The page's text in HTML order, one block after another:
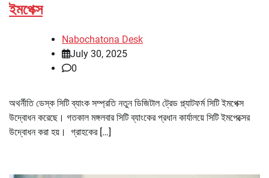
ইমপেক্স
Nabochatona Desk
July 30, 2025
0
অথর্নীতি ডেস্ক সিটি ব্যাংক সম্প্রতি নতুন ডিজিটাল ট্রেড প্ল্যাটফর্ম সিটি ইমপেক্স
উদ্বোধন করেছে। গতকাল মঙ্গলবার সিটি ব্যাংকের প্রধান কার্যালয়ে সিটি ইমপেক্সের
উদ্বোধন করা হয়। গ্রাহকের […]